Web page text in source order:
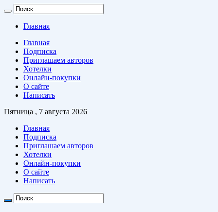
Главная
Главная
Подписка
Приглашаем авторов
Хотелки
Онлайн-покупки
О сайте
Написать
Пятница , 7 августа 2026
Главная
Подписка
Приглашаем авторов
Хотелки
Онлайн-покупки
О сайте
Написать